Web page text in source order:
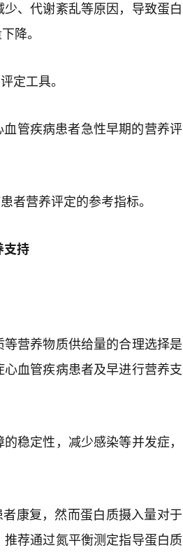
、代谢紊乱等原因，导致蛋白
降。
定工具。
管疾病患者急性早期的营养评
者营养评定的参考指标。
支持
营养物质供给量的合理选择是
血管疾病患者及早进行营养支
稳定性，减少感染等并发症，
康复，然而蛋白质摄入量对于
荐通过氮平衡测定指导蛋白质